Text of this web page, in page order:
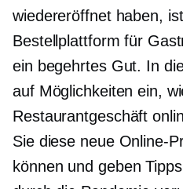
wiedereröffnet haben,
Bestellplattform für
ein begehrtes Gut. In
auf Möglichkeiten ein,
Restaurantgeschäft
Sie diese neue Online-
können und geben